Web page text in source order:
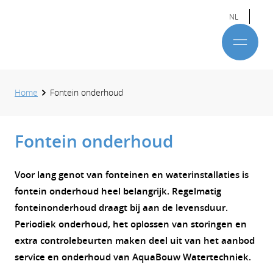
NL
Home Fontein onderhoud
Fontein onderhoud
Voor lang genot van fonteinen en waterinstallaties is
fontein onderhoud heel belangrijk. Regelmatig
fonteinonderhoud draagt bij aan de levensduur.
Periodiek onderhoud, het oplossen van storingen en
extra controlebeurten maken deel uit van het aanbod
service en onderhoud van AquaBouw Watertechniek.